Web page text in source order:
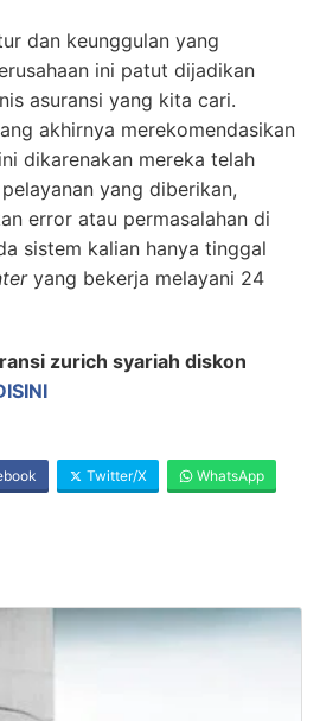
dan keunggulan yang
ini patut dijadikan
asuransi yang kita cari.
akhirnya merekomendasikan
dikarenakan mereka telah
yang diberikan,
error atau permasalahan di
sistem kalian hanya tinggal
yang bekerja melayani 24
zurich syariah diskon
Twitter/X WhatsApp